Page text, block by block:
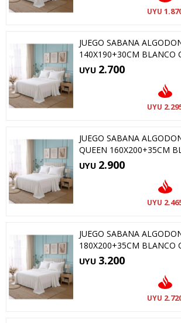
UYU
JUEGO SABANA
140X190+30CM BLANCO
UYU 2.700
UYU
JUEGO SABANA
QUEEN 160X200+35CM
UYU 2.900
UYU
JUEGO SABANA
180X200+35CM BLANCO
UYU 3.200
UYU